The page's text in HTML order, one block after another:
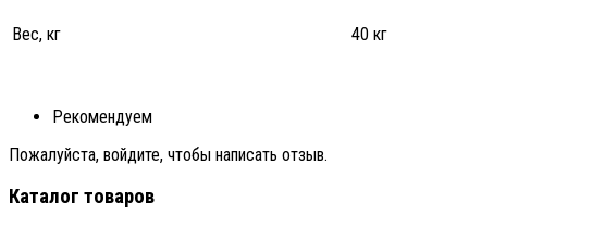
Вес, кг 40 кг
Рекомендуем
Пожалуйста, войдите, чтобы написать отзыв.
Каталог товаров